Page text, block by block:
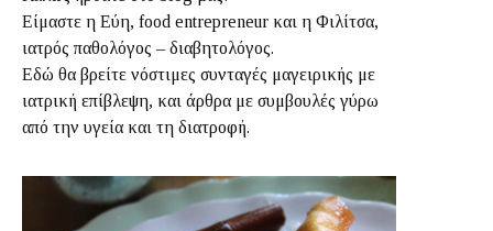
Είμαστε η Εύη, food entrepreneur και η Φιλίτσα,
ιατρός παθολόγος – διαβητολόγος.
Εδώ θα βρείτε νόστιμες συνταγές μαγειρικής με
ιατρική επίβλεψη, και άρθρα με συμβουλές γύρω
από την υγεία και τη διατροφή.